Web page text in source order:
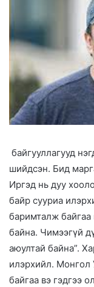
байгууллагууд
шийдсэн. Бид
Иргэд нь дуу
байр сууриа
баримталж байгаа
байна. Чимээгүй
аюултай байна”.
илэрхийл. Монгол
байгаа вэ гэдгээ